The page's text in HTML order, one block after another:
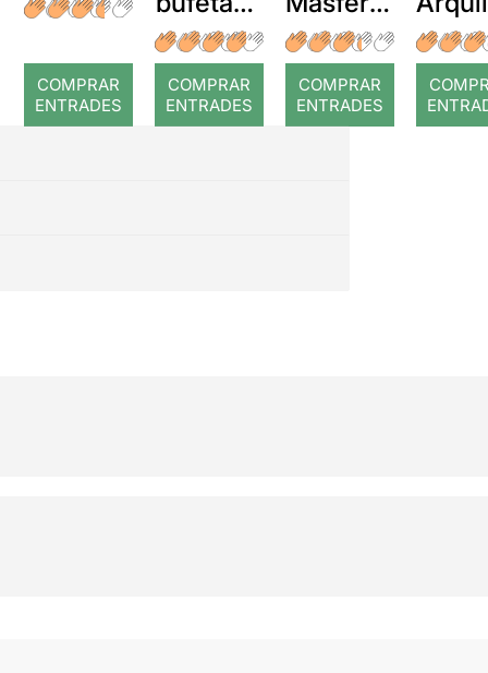
COMPRAR
ENTRADES
a temps
COMPRAR
ENTRADES
r: Temps
COMPRAR
ENTRADES
: